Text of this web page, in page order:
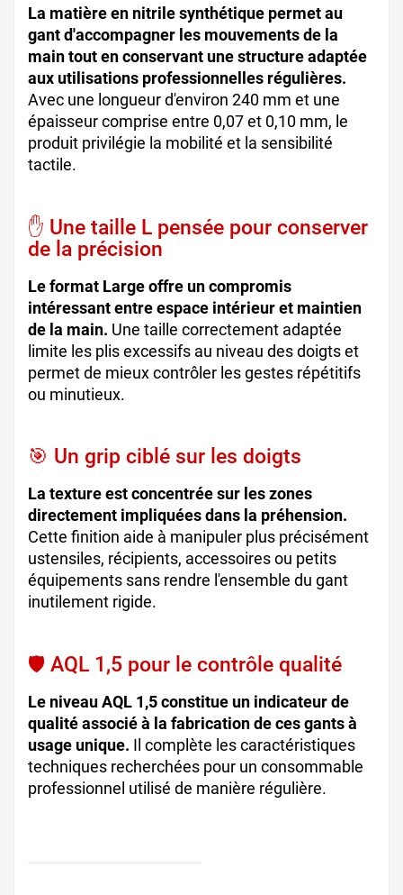
La matière en nitrile synthétique permet au
gant d'accompagner les mouvements de la
main tout en conservant une structure adaptée
aux utilisations professionnelles régulières.
Avec une longueur d'environ 240 mm et une
épaisseur comprise entre 0,07 et 0,10 mm, le
produit privilégie la mobilité et la sensibilité
tactile.
✋ Une taille L pensée pour conserver
de la précision
Le format Large offre un compromis
intéressant entre espace intérieur et maintien
de la main. Une taille correctement adaptée
limite les plis excessifs au niveau des doigts et
permet de mieux contrôler les gestes répétitifs
ou minutieux.
🎯 Un grip ciblé sur les doigts
La texture est concentrée sur les zones
directement impliquées dans la préhension.
Cette finition aide à manipuler plus précisément
ustensiles, récipients, accessoires ou petits
équipements sans rendre l'ensemble du gant
inutilement rigide.
🛡️ AQL 1,5 pour le contrôle qualité
Le niveau AQL 1,5 constitue un indicateur de
qualité associé à la fabrication de ces gants à
usage unique. Il complète les caractéristiques
techniques recherchées pour un consommable
professionnel utilisé de manière régulière.